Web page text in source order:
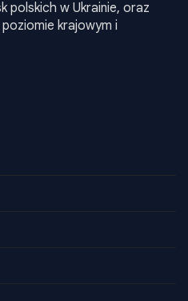
polskich w Ukrainie, oraz
krajowym i